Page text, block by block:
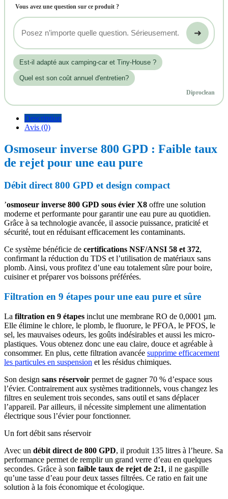
Vous avez une question sur ce produit ?
➜
Est‑il adapté aux camping-car et Tiny-House ?
Quel est son coût annuel d'entretien?
Diproclean
Description
Avis (0)
Osmoseur inverse 800 GPD : Faible taux
de rejet pour une eau pure
Débit direct 800 GPD et design compact
’osmoseur inverse 800 GPD sous évier X8 offre une solution
moderne et performante pour garantir une eau pure au quotidien.
Grâce à sa technologie avancée, il associe puissance, praticité et
sécurité, tout en réduisant efficacement les contaminants.
Ce système bénéficie de certifications NSF/ANSI 58 et 372,
confirmant la réduction du TDS et l’utilisation de matériaux sans
plomb. Ainsi, vous profitez d’une eau totalement sûre pour boire,
cuisiner et préparer vos boissons préférées.
Filtration en 9 étapes pour une eau pure et sûre
La filtration en 9 étapes inclut une membrane RO de 0,0001 µm.
Elle élimine le chlore, le plomb, le fluorure, le PFOA, le PFOS, le
sel, les mauvaises odeurs, les goûts indésirables et aussi les micro-
plastiques. Vous obtenez donc une eau claire, douce et agréable à
consommer. En plus, cette filtration avancée supprime efficacement
les particules en suspension et les résidus chimiques.
Son design sans réservoir permet de gagner 70 % d’espace sous
l’évier. Contrairement aux systèmes traditionnels, vous changez les
filtres en seulement trois secondes, sans outil et sans déplacer
l’appareil. Par ailleurs, il nécessite simplement une alimentation
électrique sous l’évier pour fonctionner.
Un fort débit sans réservoir
Avec un débit direct de 800 GPD, il produit 135 litres à l’heure. Sa
performance permet de remplir un grand verre d’eau en quelques
secondes. Grâce à son faible taux de rejet de 2:1, il ne gaspille
qu’une tasse d’eau pour deux tasses filtrées. Ce ratio en fait une
solution à la fois économique et écologique.